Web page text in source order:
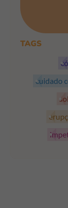
TAGS
cuidado